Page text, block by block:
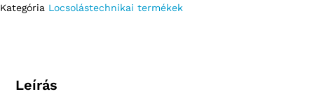
Kategória Locsolástechnikai termékek
Leírás